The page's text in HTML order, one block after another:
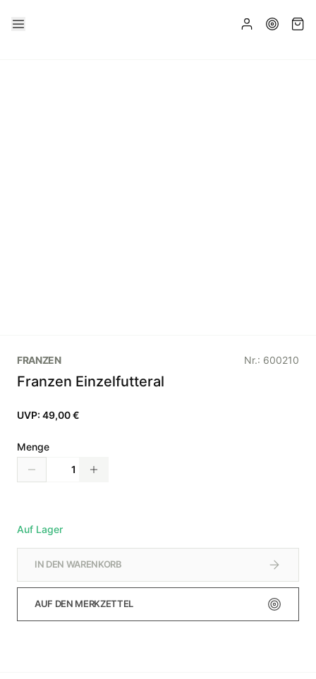
FRANZEN Nr.: 600210
Franzen Einzelfutteral
UVP: 49,00 €
Menge
Auf Lager
IN DEN WARENKORB
AUF DEN MERKZETTEL